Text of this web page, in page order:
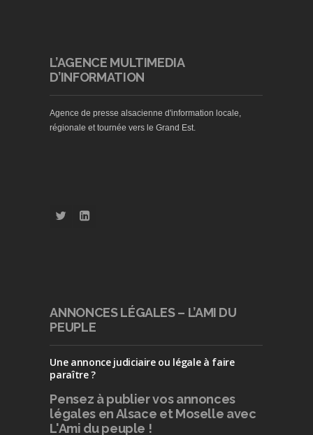
L’AGENCE MULTIMEDIA
D’INFORMATION
Agence de presse alsacienne d'information locale,
régionale et tournée vers le Grand Est.
ANNONCES LÉGALES – L’AMI DU
PEUPLE
Une annonce judiciaire ou légale à faire
paraître ?
Pensez à publiervos annonces
légales en Alsace et Moselle avec
L'Ami du peuple !